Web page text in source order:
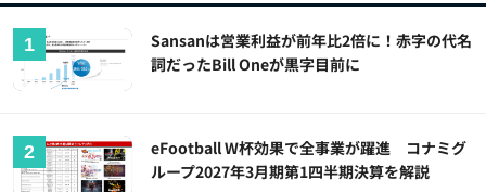
Sansanは営業利益が前年比2倍に！赤字の代名
詞だったBill Oneが黒字目前に
eFootball W杯効果で全事業が躍進 コナミグ
ループ2027年3月期第1四半期決算を解説